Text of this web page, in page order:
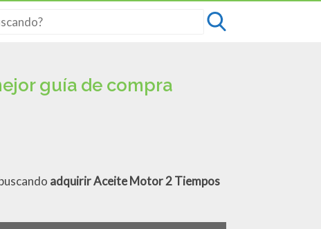
guía de compra
adquirir Aceite Motor 2 Tiempos